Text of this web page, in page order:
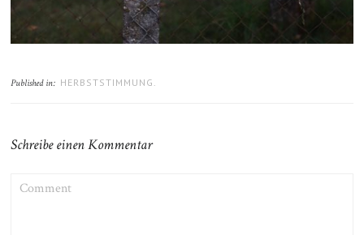
Published in: HERBSTSTIMMUNG.
Schreibe einen Kommentar